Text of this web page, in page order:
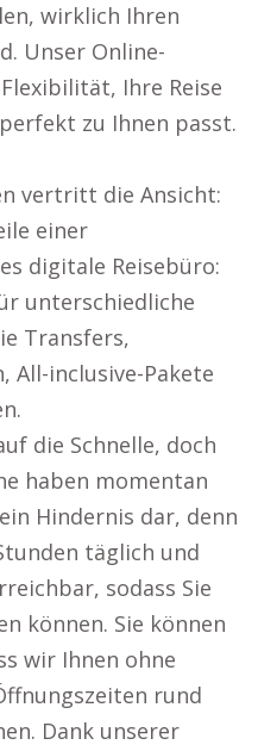
wirklich Ihren
Unser Online-
Ihre Reise
zu Ihnen passt.
vertritt die Ansicht:
einer
digitale Reisebüro:
unterschiedliche
Transfers,
All-inclusive-Pakete
die Schnelle, doch
haben momentan
Hindernis dar, denn
täglich und
sodass Sie
können. Sie können
wir Ihnen ohne
rund
Dank unserer